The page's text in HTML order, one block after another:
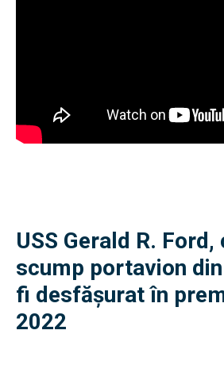
USS Gerald R. Ford,
scump portavion
fi desfășurat în
2022